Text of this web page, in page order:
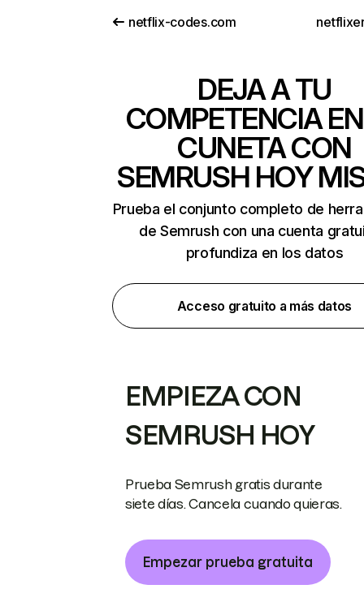
netflix-codes.com
DEJA A TU
COMPETENCIA
CUNETA CON
SEMRUSH HOY
Prueba el conjunto completo de
de Semrush con una cuenta
profundiza en los datos
Acceso gratuito a más datos
EMPIEZA CON
SEMRUSH HOY
Prueba Semrush gratis durante
siete días. Cancela cuando quieras.
Empezar prueba gratuita